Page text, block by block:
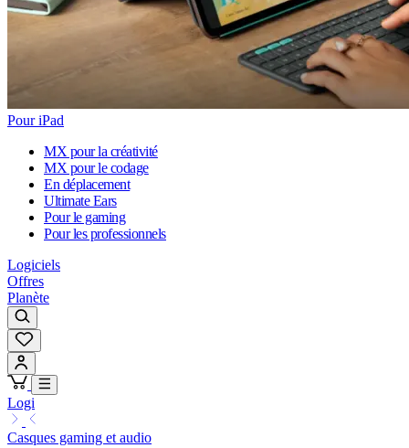
Pour iPad
MX pour la créativité
MX pour le codage
En déplacement
Ultimate Ears
Pour le gaming
Pour les professionnels
Logiciels
Offres
Planète
Logi
Casques gaming et audio